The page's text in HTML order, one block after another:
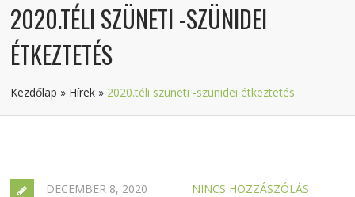
2020.TÉLI SZÜNETI -SZÜNIDEI
ÉTKEZTETÉS
Kezdőlap » Hírek » 2020.téli szüneti -szünidei étkeztetés
DECEMBER 8, 2020 NINCS HOZZÁSZÓLÁS